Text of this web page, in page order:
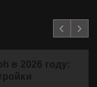
в 2026 году: